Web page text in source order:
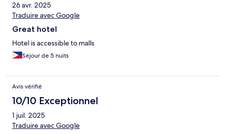
26 avr. 2025
Traduire avec Google
Great hotel
Hotel is accessible to malls
Séjour de 5 nuits
Avis vérifié
10/10 Exceptionnel
1 juil. 2025
Traduire avec Google